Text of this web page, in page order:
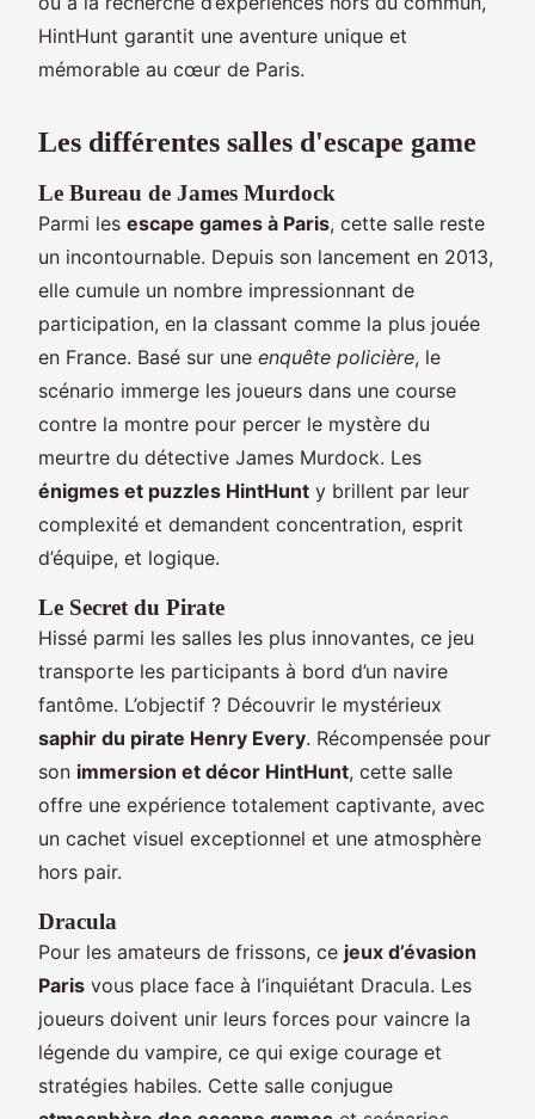
HintHunt garantit une aventure unique et
mémorable au cœur de Paris.
Les différentes salles d'escape game
Le Bureau de James Murdock
Parmi les escape games à Paris, cette salle reste
un incontournable. Depuis son lancement en 2013,
elle cumule un nombre impressionnant de
participation, en la classant comme la plus jouée
en France. Basé sur une enquête policière, le
scénario immerge les joueurs dans une course
contre la montre pour percer le mystère du
meurtre du détective James Murdock. Les
énigmes et puzzles HintHunt y brillent par leur
complexité et demandent concentration, esprit
d’équipe, et logique.
Le Secret du Pirate
Hissé parmi les salles les plus innovantes, ce jeu
transporte les participants à bord d’un navire
fantôme. L’objectif ? Découvrir le mystérieux
saphir du pirate Henry Every. Récompensée pour
son immersion et décor HintHunt, cette salle
offre une expérience totalement captivante, avec
un cachet visuel exceptionnel et une atmosphère
hors pair.
Dracula
Pour les amateurs de frissons, ce jeux d’évasion
Paris vous place face à l’inquiétant Dracula. Les
joueurs doivent unir leurs forces pour vaincre la
légende du vampire, ce qui exige courage et
stratégies habiles. Cette salle conjugue